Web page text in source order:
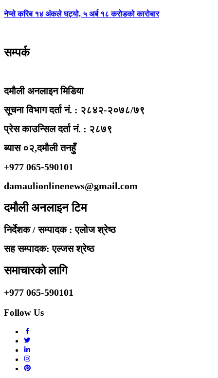
नेप्से करिब १४ अंकले घट्यो, ५ अर्ब १८ करोडको कारोबार
सम्पर्क
दमौली अनलाइन मिडिया
सूचना विभाग दर्ता नं. : २८४२-२०७८/७९
प्रेस काउन्सिल दर्ता नं. : २८७९
ब्यास ०२,दमौली तनहुँ
+977 065-590101
damaulionlinenews@gmail.com
दमौली अनलाइन टिम
निर्देशक / सम्पादक : एलोज श्रेष्ठ
सह सम्पादक: एल्जस श्रेष्ठ
समाचारको लागि
+977 065-590101
Follow Us